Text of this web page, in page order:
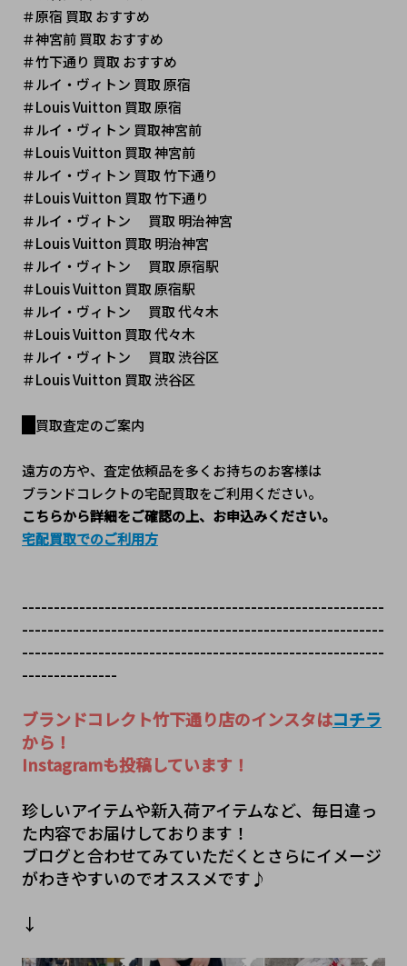
＃原宿 買取 おすすめ
＃神宮前 買取 おすすめ
＃竹下通り 買取 おすすめ
＃ルイ・ヴィトン 買取 原宿
＃Louis Vuitton 買取 原宿
＃ルイ・ヴィトン 買取神宮前
＃Louis Vuitton 買取 神宮前
＃ルイ・ヴィトン 買取 竹下通り
＃Louis Vuitton 買取 竹下通り
＃ルイ・ヴィトン
買取 明治神宮
＃Louis Vuitton 買取 明治神宮
＃ルイ・ヴィトン
買取 原宿駅
＃Louis Vuitton 買取 原宿駅
＃ルイ・ヴィトン
買取 代々木
＃Louis Vuitton 買取 代々木
＃ルイ・ヴィトン
買取 渋谷区
＃Louis Vuitton 買取 渋谷区
買取査定のご案内
遠方の方や、査定依頼品を多くお持ちのお客様は
ブランドコレクトの宅配買取をご利用ください。
こちらから詳細をご確認の上、お申込みください。
宅配買取でのご利用方
---------------------------------------------------------
---------------------------------------------------------
---------------------------------------------------------
---------------
ブランドコレクト竹下通り店のインスタはコチラ
から！
Instagramも投稿しています！
珍しいアイテムや新入荷アイテムなど、毎日違っ
た内容でお届けしております！
ブログと合わせてみていただくとさらにイメージ
がわきやすいのでオススメです♪
↓